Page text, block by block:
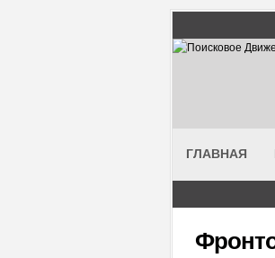
ГЛАВНАЯ